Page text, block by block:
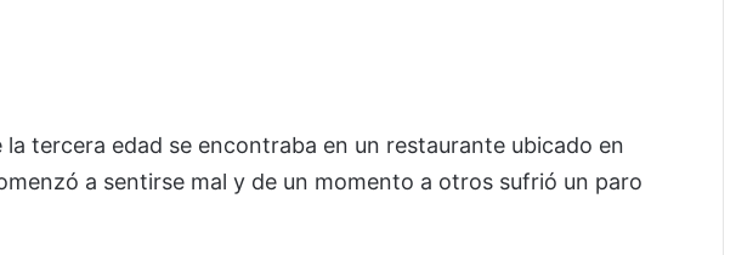
la tercera edad se encontraba en un restaurante ubicado en
a sentirse mal y de un momento a otros sufrió un paro